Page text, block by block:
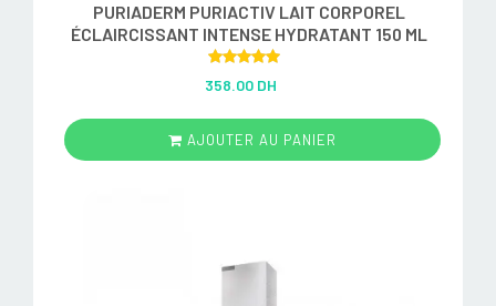
PURIADERM PURIACTIV LAIT CORPOREL
ÉCLAIRCISSANT INTENSE HYDRATANT 150 ML
out of 5
358.00 DH
AJOUTER AU PANIER